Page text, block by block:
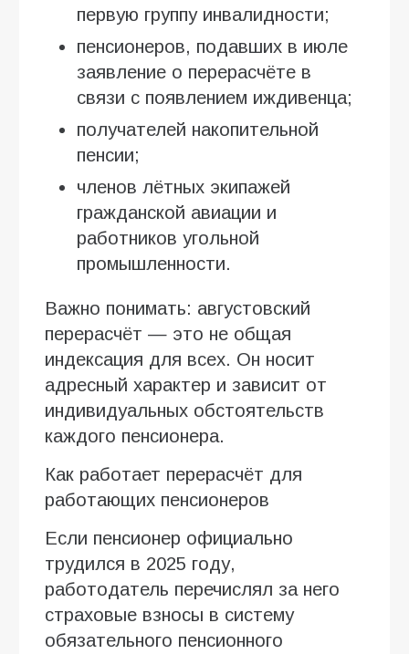
первую группу инвалидности;
пенсионеров, подавших в июле
заявление о перерасчёте в
связи с появлением иждивенца;
получателей накопительной
пенсии;
членов лётных экипажей
гражданской авиации и
работников угольной
промышленности.
Важно понимать: августовский
перерасчёт — это не общая
индексация для всех. Он носит
адресный характер и зависит от
индивидуальных обстоятельств
каждого пенсионера.
Как работает перерасчёт для
работающих пенсионеров
Если пенсионер официально
трудился в 2025 году,
работодатель перечислял за него
страховые взносы в систему
обязательного пенсионного